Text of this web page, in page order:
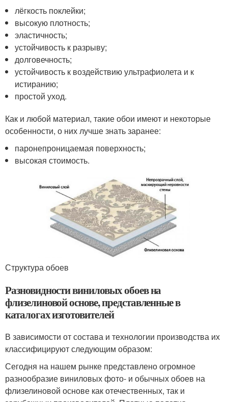
лёгкость поклейки;
высокую плотность;
эластичность;
устойчивость к разрыву;
долговечность;
устойчивость к воздействию ультрафиолета и к
истиранию;
простой уход.
Как и любой материал, такие обои имеют и некоторые
особенности, о них лучше знать заранее:
паронепроницаемая поверхность;
высокая стоимость.
Структура обоев
Разновидности виниловых обоев на
флизелиновой основе, представленные в
каталогах изготовителей
В зависимости от состава и технологии производства их
классифицируют следующим образом:
Сегодня на нашем рынке представлено огромное
разнообразие виниловых фото- и обычных обоев на
флизелиновой основе как отечественных, так и